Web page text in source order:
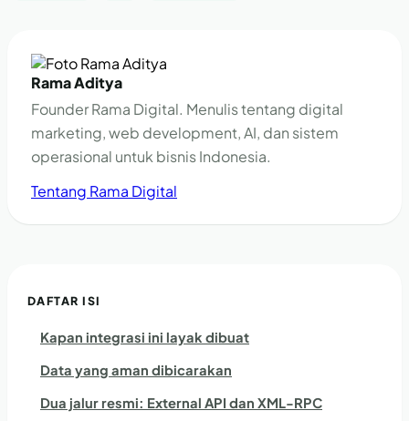
Rama Aditya
Founder Rama Digital. Menulis tentang digital
marketing, web development, AI, dan sistem
operasional untuk bisnis Indonesia.
Tentang Rama Digital
DAFTAR ISI
Kapan integrasi ini layak dibuat
Data yang aman dibicarakan
Dua jalur resmi: External API dan XML-RPC